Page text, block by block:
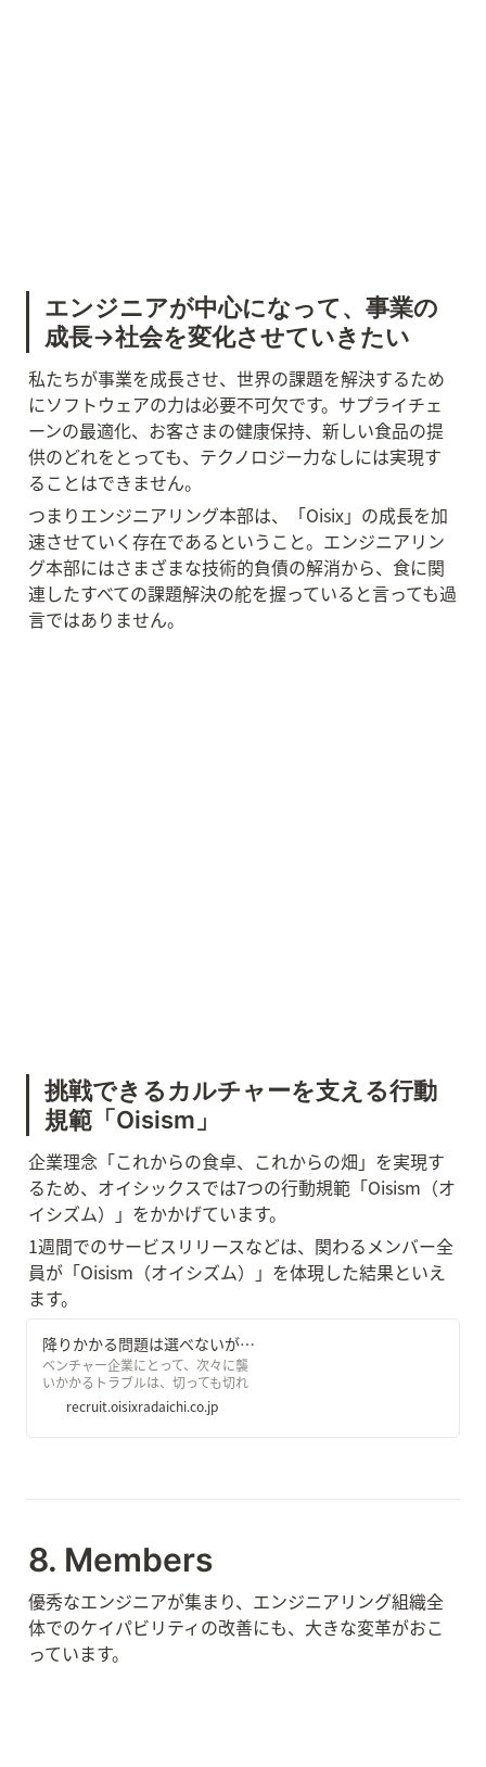
エンジニアが中心になって、事業の
成長→社会を変化させていきたい
私たちが事業を成長させ、世界の課題を解決するため
にソフトウェアの力は必要不可欠です。サプライチェ
ーンの最適化、お客さまの健康保持、新しい食品の提
供のどれをとっても、テクノロジー力なしには実現す
ることはできません。
つまりエンジニアリング本部は、「Oisix」の成長を加
速させていく存在であるということ。エンジニアリン
グ本部にはさまざまな技術的負債の解消から、食に関
連したすべての課題解決の舵を握っていると言っても過
言ではありません。
挑戦できるカルチャーを支える行動
規範「Oisism」
企業理念「これからの食卓、これからの畑」を実現す
るため、オイシックスでは7つの行動規範「Oisism（オ
イシズム）」をかかげています。
1週間でのサービスリリースなどは、関わるメンバー全
員が「Oisism（オイシズム）」を体現した結果といえ
ます。
降りかかる問題は選べないが、問題を解く態度は選べる。7つの行動規範の先にある未来とは？ - オイシックス・ラ・大地 株式会社
ベンチャー企業にとって、次々に襲
いかかるトラブルは、切っても切れ
ない関係です。前例のない大きなチ
ャレンジをしていれば、なおさらで
す。 「起業とは、問題でできてい
recruit.oisixradaichi.co.jp
8. Members
優秀なエンジニアが集まり、エンジニアリング組織全
体でのケイパビリティの改善にも、大きな変革がおこ
っています。